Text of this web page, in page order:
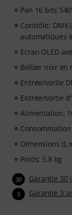
Pan 16 bits
Contrôle: DMX
automatiques
Ecran OLED
Boîtier noir en
Entrée/sortie
Entrée/sortie
Alimentation:
Dimensions (L
Poids: 5,8 kg
30 Garantie 30
3 Garantie 3